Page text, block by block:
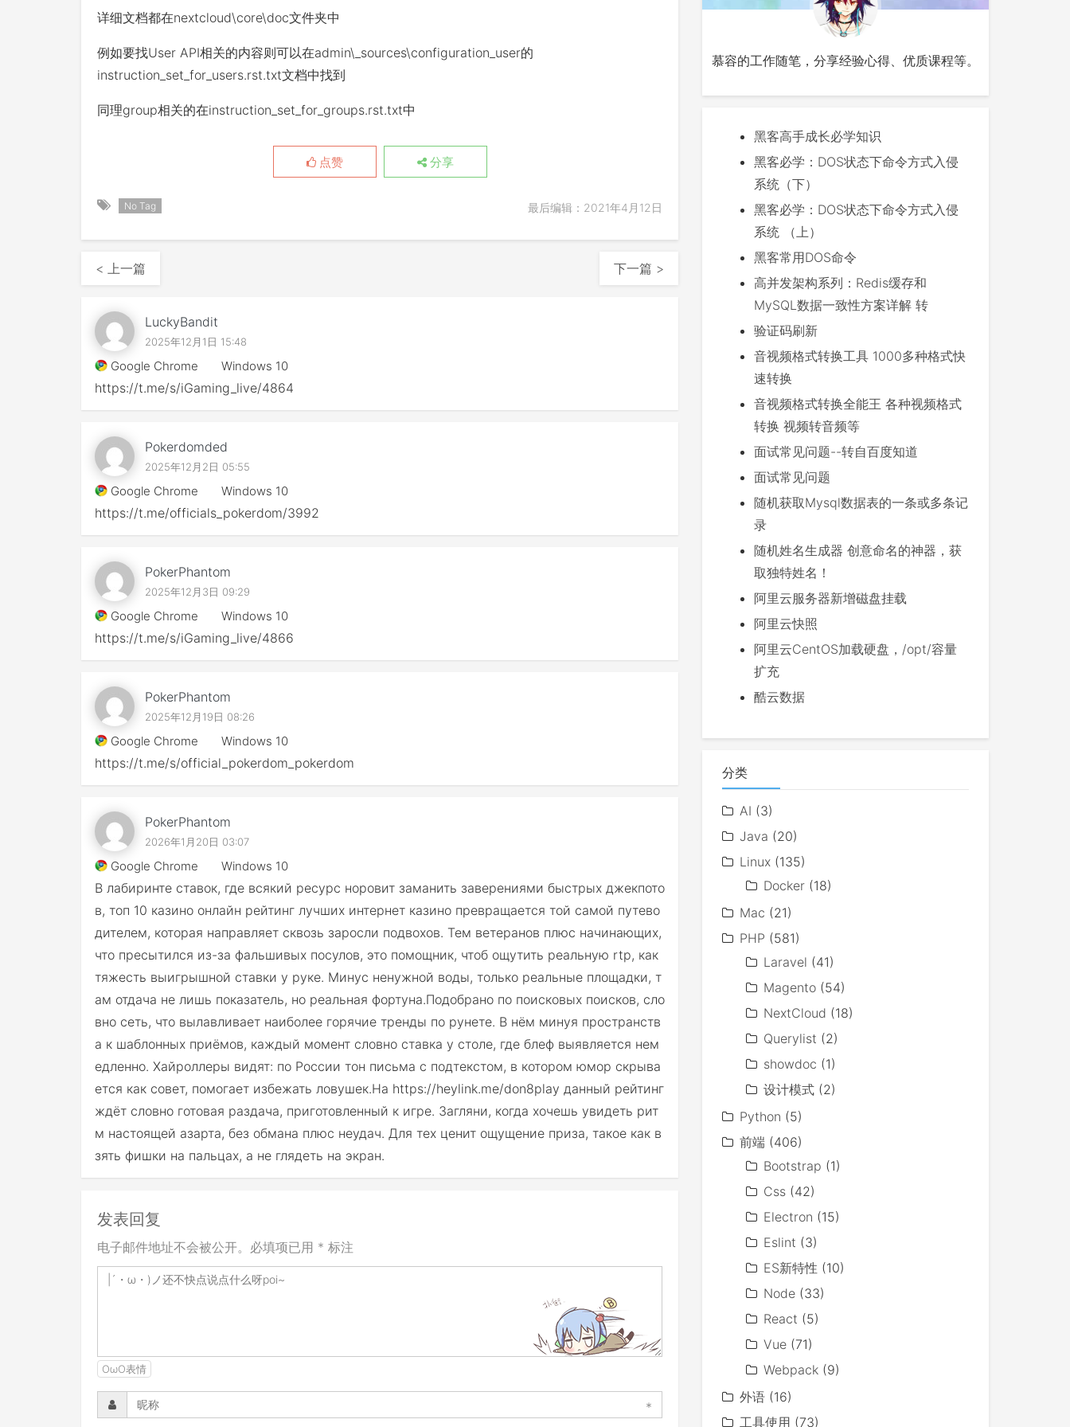
详细文档都在nextcloud\core\doc文件夹中
例如要找User API相关的内容则可以在admin\_sources\configuration_user的
instruction_set_for_users.rst.txt文档中找到
同理group相关的在instruction_set_for_groups.rst.txt中
点赞 分享
No Tag 最后编辑：2021年4月12日
< 上一篇 下一篇 >
LuckyBandit
2025年12月1日 15:48
Google Chrome Windows 10
https://t.me/s/iGaming_live/4864
Pokerdomded
2025年12月2日 05:55
Google Chrome Windows 10
https://t.me/officials_pokerdom/3992
PokerPhantom
2025年12月3日 09:29
Google Chrome Windows 10
https://t.me/s/iGaming_live/4866
PokerPhantom
2025年12月19日 08:26
Google Chrome Windows 10
https://t.me/s/official_pokerdom_pokerdom
PokerPhantom
2026年1月20日 03:07
Google Chrome Windows 10
В лабиринте ставок, где всякий ресурс норовит заманить заверениями быстрых джекпото
в, топ 10 казино онлайн рейтинг лучших интернет казино превращается той самой путево
дителем, которая направляет сквозь заросли подвохов. Тем ветеранов плюс начинающих,
что пресытился из-за фальшивых посулов, это помощник, чтоб ощутить реальную rtp, как
тяжесть выигрышной ставки у руке. Минус ненужной воды, только реальные площадки, т
ам отдача не лишь показатель, но реальная фортуна.Подобрано по поисковых поисков, сло
вно сеть, что вылавливает наиболее горячие тренды по рунете. В нём минуя пространств
а к шаблонных приёмов, каждый момент словно ставка у столе, где блеф выявляется нем
едленно. Хайроллеры видят: по России тон письма с подтекстом, в котором юмор скрыва
ется как совет, помогает избежать ловушек.На https://heylink.me/don8play данный рейтинг
ждёт словно готовая раздача, приготовленный к игре. Загляни, когда хочешь увидеть рит
м настоящей азарта, без обмана плюс неудач. Для тех ценит ощущение приза, такое как в
зять фишки на пальцах, а не глядеть на экран.
发表回复
电子邮件地址不会被公开。必填项已用 * 标注
OωO表情
*
慕容的工作随笔，分享经验心得、优质课程等。
黑客高手成长必学知识
黑客必学：DOS状态下命令方式入侵
系统（下）
黑客必学：DOS状态下命令方式入侵
系统 （上）
黑客常用DOS命令
高并发架构系列：Redis缓存和
MySQL数据一致性方案详解 转
验证码刷新
音视频格式转换工具 1000多种格式快
速转换
音视频格式转换全能王 各种视频格式
转换 视频转音频等
面试常见问题--转自百度知道
面试常见问题
随机获取Mysql数据表的一条或多条记
录
随机姓名生成器 创意命名的神器，获
取独特姓名！
阿里云服务器新增磁盘挂载
阿里云快照
阿里云CentOS加载硬盘，/opt/容量
扩充
酷云数据
分类
AI (3)
Java (20)
Linux (135)
Docker (18)
Mac (21)
PHP (581)
Laravel (41)
Magento (54)
NextCloud (18)
Querylist (2)
showdoc (1)
设计模式 (2)
Python (5)
前端 (406)
Bootstrap (1)
Css (42)
Electron (15)
Eslint (3)
ES新特性 (10)
Node (33)
React (5)
Vue (71)
Webpack (9)
外语 (16)
工具使用 (73)